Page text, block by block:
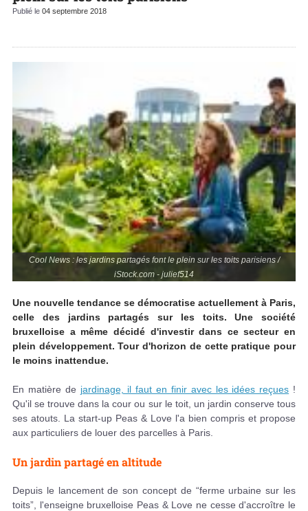
Publié le 04 septembre 2018
Cool News : les jardins partagés font le plein sur les toits parisiens /
iStock.com - julief514
Une nouvelle tendance se démocratise actuellement à Paris,
celle des jardins partagés sur les toits. Une société
bruxelloise a même décidé d'investir dans ce secteur en
plein développement. Tour d'horizon de cette pratique pour
le moins inattendue.
En matière de jardinage, il faut en finir avec les idées reçues !
Qu'il se trouve dans la cour ou sur le toit, un jardin conserve tous
ses atouts. La start-up Peas & Love l'a bien compris et propose
aux particuliers de louer des parcelles à Paris.
Un jardin partagé en altitude
Depuis le lancement de son concept de “ferme urbaine sur les
toits”, l'enseigne bruxelloise Peas & Love ne cesse d'accroître le